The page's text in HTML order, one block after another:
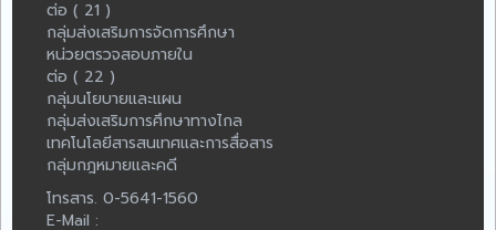
ต่อ ( 21 )
กลุ่มส่งเสริมการจัดการศึกษา
หน่วยตรวจสอบภายใน
ต่อ ( 22 )
กลุ่มนโยบายและแผน
กลุ่มส่งเสริมการศึกษาทางไกล
เทคโนโลยีสารสนเทศและการสื่อสาร
กลุ่มกฎหมายและคดี
โทรสาร. 0-5641-1560
E-Mail :